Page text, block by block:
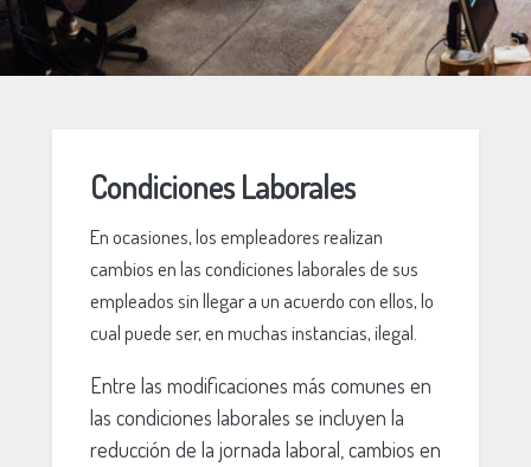
Condiciones Laborales
En ocasiones, los empleadores realizan
cambios en las condiciones laborales de sus
empleados sin llegar a un acuerdo con ellos, lo
cual puede ser, en muchas instancias, ilegal.
Entre las modificaciones más comunes en
las condiciones laborales se incluyen la
reducción de la jornada laboral, cambios en